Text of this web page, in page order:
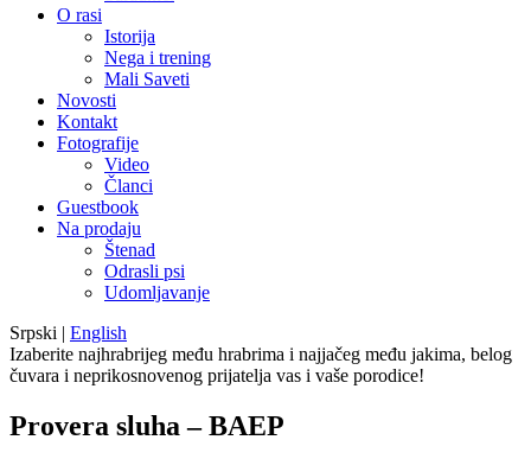
O rasi
Istorija
Nega i trening
Mali Saveti
Novosti
Kontakt
Fotografije
Video
Članci
Guestbook
Na prodaju
Štenad
Odrasli psi
Udomljavanje
Srpski | English
Izaberite najhrabrijeg među hrabrima i najjačeg među jakima, belog
čuvara i neprikosnovenog prijatelja vas i vaše porodice!
Provera sluha – BAEP